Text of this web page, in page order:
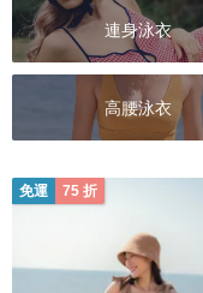
連身泳衣
高腰泳衣
免運 75 折